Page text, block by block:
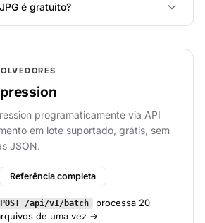
é gratuito?
programaticamente via API
em lote suportado, grátis, sem
JSON.
Referência completa
POST /api/v1/batch
processa 20
de uma vez →